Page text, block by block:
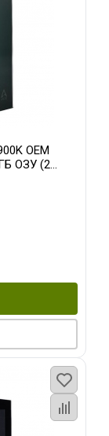
OEM
ОЗУ (2